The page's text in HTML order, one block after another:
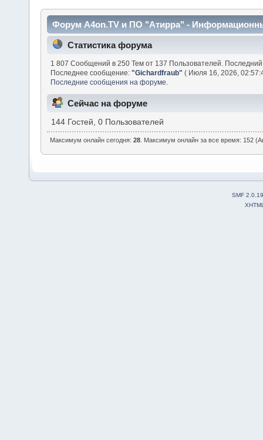
Форум A4on.TV и ПО "Атирра" -
Статистика форума
1 807 Сообщений в 250 Тем от 137 Пользователей.
Последнее сообщение:"Gichardfraub" ( Июля 16, 2026,
Последние сообщения на форуме.
Сейчас на форуме
144 Гостей, 0 Пользователей
Максимум онлайн сегодня:28 . Максимум онлайн за все время: 152
SMF 2.0.19